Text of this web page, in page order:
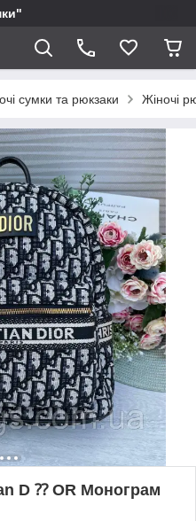
сумки та рюкзаки Жіночі
D ⁇ OR Монограм